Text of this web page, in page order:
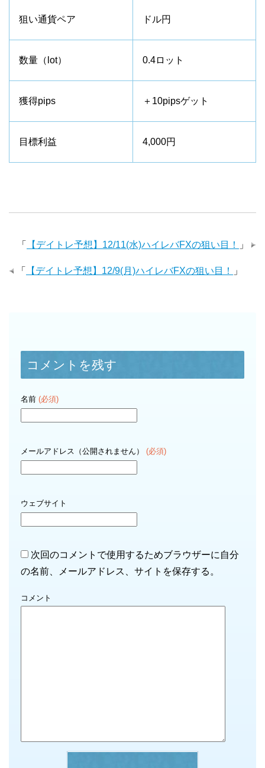
狙い通貨ペア ドル円
数量（lot） 0.4ロット
獲得pips ＋10pipsゲット
目標利益 4,000円
「 【デイトレ予想】12/11(水)ハイレバFXの狙い目！ 」
「 【デイトレ予想】12/9(月)ハイレバFXの狙い目！ 」
コメントを残す
名前 (必須)
メールアドレス（公開されません） (必須)
ウェブサイト
次回のコメントで使用するためブラウザーに自分
の名前、メールアドレス、サイトを保存する。
コメント